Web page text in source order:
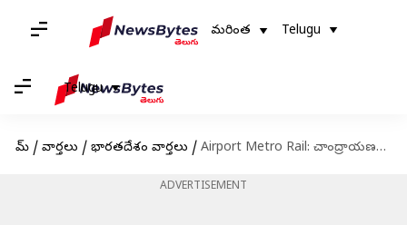
మరింత Telugu
Telugu
హోమ్ / వార్తలు / భారతదేశం వార్తలు / Airport Metro Rail: చాంద్రాయణగుట్టలో విమానాశ్రయ మెట్రో ఇంటర్-ఛేంజ్ స్టేషన్‌
ADVERTISEMENT